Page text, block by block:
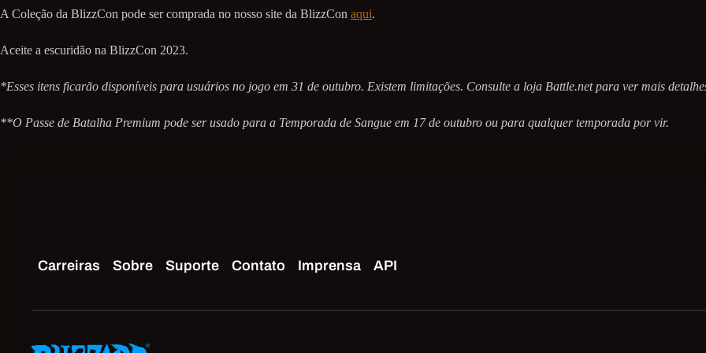
A Coleção da BlizzCon pode ser comprada no nosso site da BlizzCon aqui.
Aceite a escuridão na BlizzCon 2023.
*Esses itens ficarão disponíveis para usuários no jogo em 31 de outubro. Existem limitações. Consulte a loja Battle.net para ver mais
**O Passe de Batalha Premium pode ser usado para a Temporada de Sangue em 17 de outubro ou para qualquer temporada por vir.